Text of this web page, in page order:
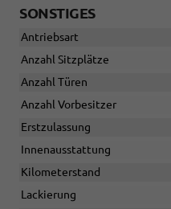
SONSTIGES
Antriebsart
Anzahl Sitzplätze
Anzahl Türen
Anzahl Vorbesitzer
Erstzulassung
Innenausstattung
Kilometerstand
Lackierung